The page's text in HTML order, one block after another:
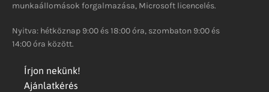
munkaállomások forgalmazása, Microsoft licencelés.
Nyitva: hétköznap 9:00 és 18:00 óra, szombaton 9:00 és
14:00 óra között.
Írjon nekünk!
Ajánlatkérés